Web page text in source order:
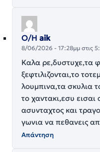
Ο/Η aik
8/06/2026 - 17:28μμ στις
Καλα ρε,δυστυχε,τα
ξεφτιλιζονται,το
λουμπινα,τα σκυλια
το χαντακι,εσυ
ασυνταχτος και
γωνια να πεθανεις
Απάντηση